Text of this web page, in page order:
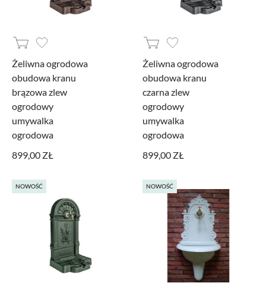
Żeliwna ogrodowa
obudowa kranu
brązowa zlew
ogrodowy
umywalka
ogrodowa
899,00 ZŁ
Żeliwna ogrodowa
obudowa kranu
czarna zlew
ogrodowy
umywalka
ogrodowa
899,00 ZŁ
NOWOŚĆ NOWOŚĆ